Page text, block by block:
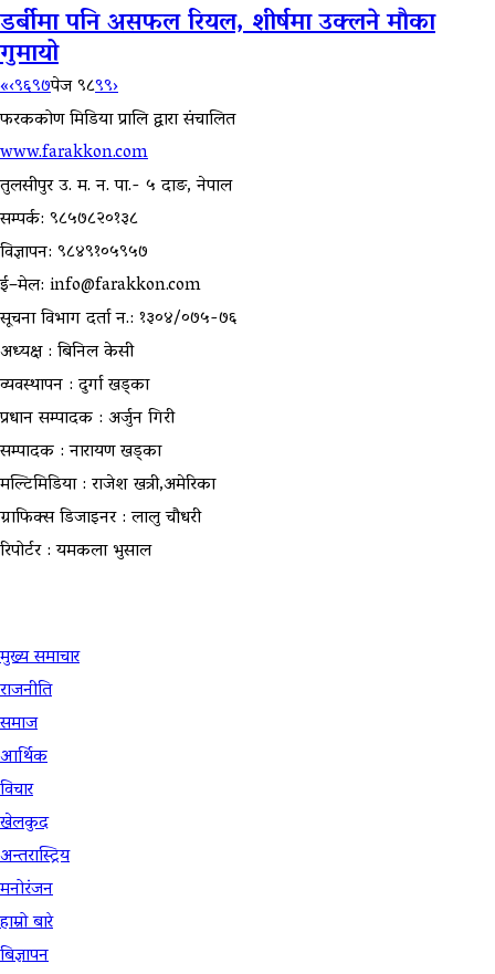
डर्बीमा पनि असफल रियल, शीर्षमा उक्लने माैका
गुमायो
«‹९६९७पेज ९८९९›
फरककोण मिडिया प्रालि द्वारा संचालित
www.farakkon.com
तुलसीपुर उ. म. न. पा.- ५ दाङ, नेपाल
सम्पर्क: ९८५७८२०१३८
विज्ञापन: ९८४९१०५९५७
ई–मेल: info@farakkon.com
सूचना विभाग दर्ता न.: १३०४/०७५-७६
अध्यक्ष : बिनिल केसी
व्यवस्थापन : दुर्गा खड्का
प्रधान सम्पादक : अर्जुन गिरी
सम्पादक : नारायण खड्का
मल्टिमिडिया : राजेश खत्री,अमेरिका
ग्राफिक्स डिजाइनर : लालु चौधरी
रिपोर्टर : यमकला भुसाल
मुख्य समाचार
राजनीति
समाज
आर्थिक
विचार
खेलकुद
अन्तरास्ट्रिय
मनोरंजन
हाम्रो बारे
बिज्ञापन